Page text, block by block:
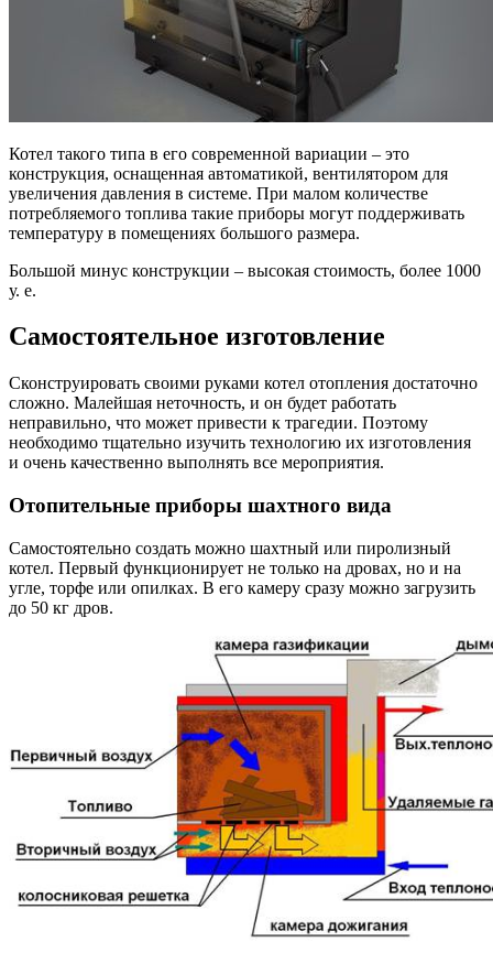
Котел такого типа в его современной вариации – это
конструкция, оснащенная автоматикой, вентилятором для
увеличения давления в системе. При малом количестве
потребляемого топлива такие приборы могут поддерживать
температуру в помещениях большого размера.
Большой минус конструкции – высокая стоимость, более 1000
у. е.
Самостоятельное изготовление
Сконструировать своими руками котел отопления достаточно
сложно. Малейшая неточность, и он будет работать
неправильно, что может привести к трагедии. Поэтому
необходимо тщательно изучить технологию их изготовления
и очень качественно выполнять все мероприятия.
Отопительные приборы шахтного вида
Самостоятельно создать можно шахтный или пиролизный
котел. Первый функционирует не только на дровах, но и на
угле, торфе или опилках. В его камеру сразу можно загрузить
до 50 кг дров.